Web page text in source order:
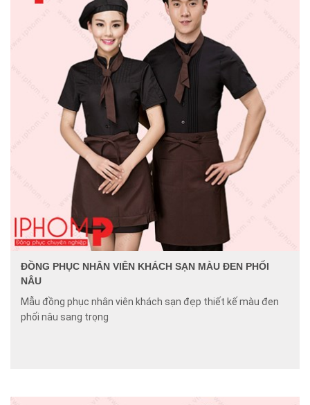
ĐỒNG PHỤC NHÂN VIÊN KHÁCH SẠN MÀU ĐEN PHỐI
NÂU
Mẫu đồng phục nhân viên khách sạn đẹp thiết kế màu đen
phối nâu sang trọng